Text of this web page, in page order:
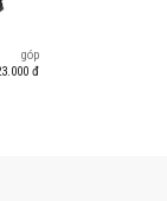
Trả góp
đ